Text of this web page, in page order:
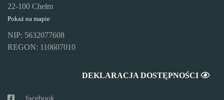
22-100 Chełm
Pokaż na mapie
NIP: 5632077608
REGON: 110607010
DEKLARACJA DOSTĘPNOŚCI
facebook